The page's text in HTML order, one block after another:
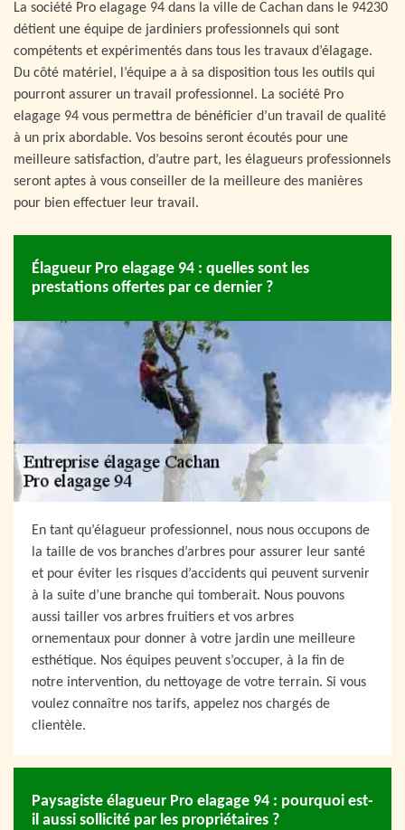
La société Pro elagage 94 dans la ville de Cachan dans le 94230
détient une équipe de jardiniers professionnels qui sont
compétents et expérimentés dans tous les travaux d’élagage.
Du côté matériel, l’équipe a à sa disposition tous les outils qui
pourront assurer un travail professionnel. La société Pro
elagage 94 vous permettra de bénéficier d’un travail de qualité
à un prix abordable. Vos besoins seront écoutés pour une
meilleure satisfaction, d’autre part, les élagueurs professionnels
seront aptes à vous conseiller de la meilleure des manières
pour bien effectuer leur travail.
Élagueur Pro elagage 94 : quelles sont les
prestations offertes par ce dernier ?
En tant qu’élagueur professionnel, nous nous occupons de
la taille de vos branches d’arbres pour assurer leur santé
et pour éviter les risques d’accidents qui peuvent survenir
à la suite d’une branche qui tomberait. Nous pouvons
aussi tailler vos arbres fruitiers et vos arbres
ornementaux pour donner à votre jardin une meilleure
esthétique. Nos équipes peuvent s’occuper, à la fin de
notre intervention, du nettoyage de votre terrain. Si vous
voulez connaître nos tarifs, appelez nos chargés de
clientèle.
Paysagiste élagueur Pro elagage 94 : pourquoi est-
il aussi sollicité par les propriétaires ?